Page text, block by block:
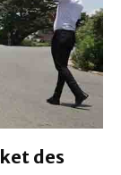
des